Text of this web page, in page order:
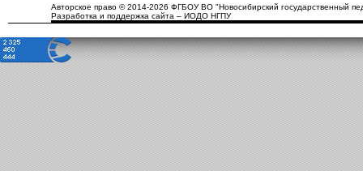
Авторское право © 2014-2026 ФГБОУ ВО "Новосибирский государственный
Разработка и поддержка сайта – ИОДО НГПУ